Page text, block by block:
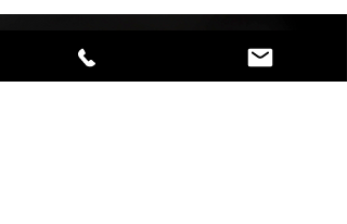
Så snart vi har nyheter att förmedla,